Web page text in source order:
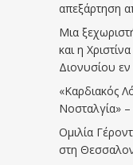
απεξάρτηση
Μια
και η
Διονυσίου
«Καρδιακός
Νοσταλγία» –
Ομιλία
στη